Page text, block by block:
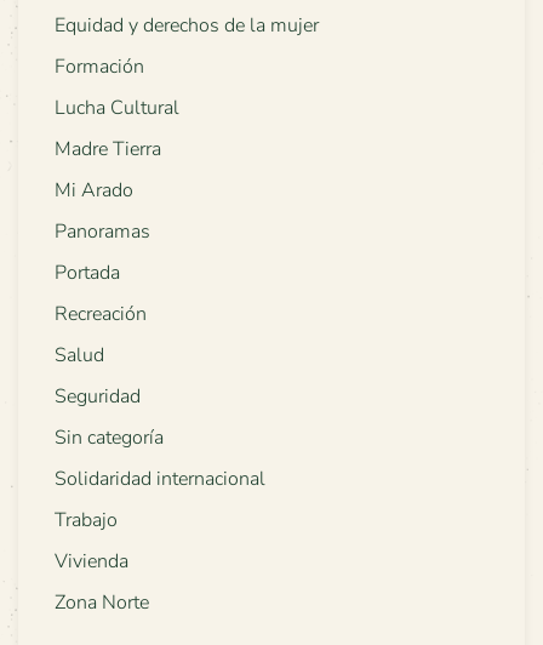
Equidad y derechos de la mujer
Formación
Lucha Cultural
Madre Tierra
Mi Arado
Panoramas
Portada
Recreación
Salud
Seguridad
Sin categoría
Solidaridad internacional
Trabajo
Vivienda
Zona Norte